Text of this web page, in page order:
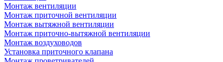
Монтаж вентиляции
Монтаж приточной вентиляции
Монтаж вытяжной вентиляции
Монтаж приточно-вытяжной вентиляции
Монтаж воздуховодов
Установка приточного клапана